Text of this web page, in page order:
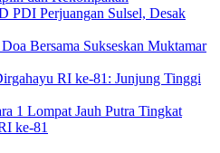
PDI Perjuangan Sulsel, Desak
Bersama Sukseskan Muktamar
RI ke-81: Junjung Tinggi
1 Lompat Jauh Putra Tingkat
ke-81